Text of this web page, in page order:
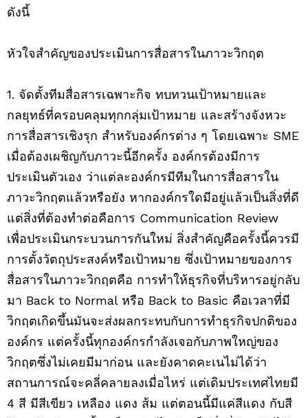
ดังนี้
หัวใจสำคัญของประเมินการสื่อสารในภาวะวิกฤต
1. จัดตั้งทีมสื่อสารเฉพาะกิจ ทบทวนเป้าหมายและ
กลยุทธ์ที่ครอบคลุมทุกกลุ่มเป้าหมาย และสร้างจังหวะ
การสื่อสารเชิงรุก สำหรับองค์กรต่าง ๆ โดยเฉพาะ SME
เมื่อต้องเผชิญกับภาวะนี้อีกครั้ง องค์กรต้องมีการ
ประเมินตัวเอง ว่าแต่ละองค์กรมีทีมในการสื่อสารใน
ภาวะวิกฤตแล้วหรือยัง หากองค์กรใดมีอยู่แล้วเป็นสิ่งที่ดี
แต่สิ่งที่ต้องทำต่อคือการ Communication Review
เพื่อประเมินกระบวนการกันใหม่ สิ่งสำคัญคือครั้งนี้ควรมี
การตั้งวัตถุประสงค์หรือเป้าหมาย ซึ่งเป้าหมายของการ
สื่อสารในภาวะวิกฤตคือ การทำให้ธุรกิจที่บริหารอยู่กลับ
มา Back to Normal หรือ Back to Basic คือเวลาที่มี
วิกฤตเกิดขึ้นมันจะส่งผลกระทบกับการทำธุรกิจปกติของ
องค์กร แต่ครั้งนี้ทุกองค์กรกำลังเจอกับภาพใหญ่ของ
วิกฤตซึ่งไม่เคยมีมาก่อน และยังคาดคะเนไม่ได้ว่า
สถานการณ์จะคลี่คลายลงเมื่อไหร่ แต่เดิมประเทศไทยมี
4 สี มีสีเขียว เหลือง แดง ส้ม แต่ตอนนี้มีแค่สีแดง กับสี